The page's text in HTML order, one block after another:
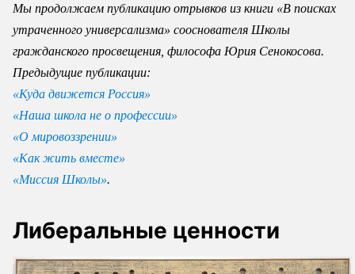
Мы продолжаем публикацию отрывков из книги «В поисках
утраченного универсализма» сооснователя Школы
гражданского просвещения, философа Юрия Сенокосова.
Предыдущие публикации:
«Куда движется Россия»
«Наша школа не о профессии»
«О мировоззрении»
«Как жить вместе»
«Миссия Школы».
Либеральные ценности